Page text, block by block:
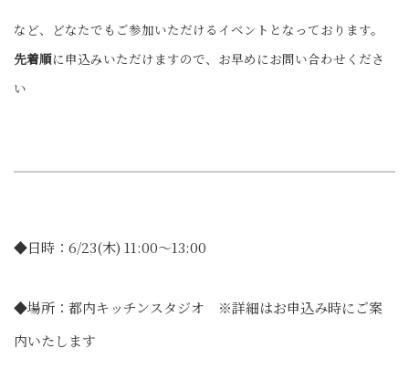
など、どなたでもご参加いただけるイベントとなっております。
先着順に申込みいただけますので、お早めにお問い合わせくださ
い
◆日時：6/23(木) 11:00〜13:00
◆場所：都内キッチンスタジオ ※詳細はお申込み時にご案
内いたします